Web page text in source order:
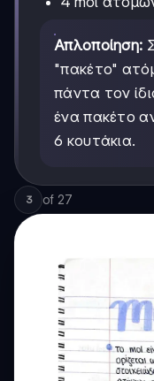
Απλοποίηση:
"πακέτο"
πάντα τον
ένα πακέτο
6 κουτάκια.
3 of 27